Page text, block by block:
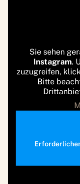
Sie sehen
Instagram.
zuzugreifen,
Bitte